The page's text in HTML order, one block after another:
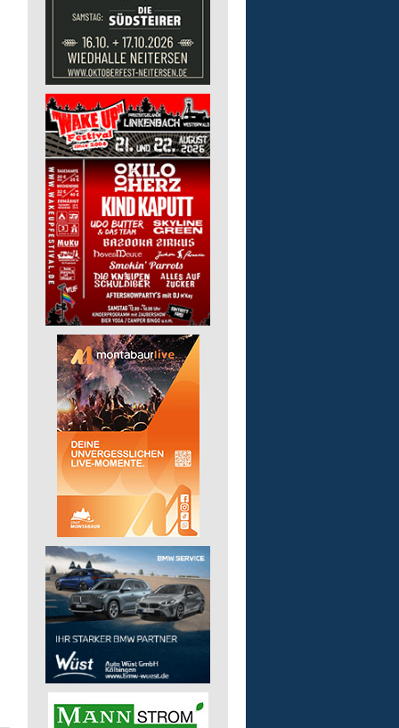
Lebenshilfe im Landkreis
GmbH
57632 Flammersfeld